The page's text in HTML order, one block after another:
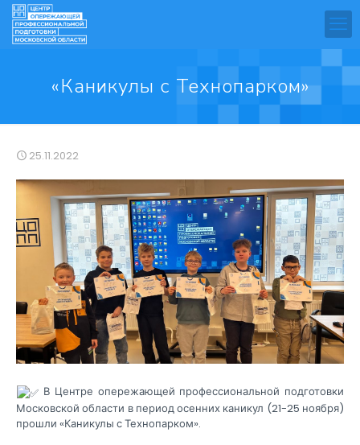
«Каникулы с Технопарком»
25.11.2022
В Центре опережающей профессиональной подготовки
Московской области в период осенних каникул (21-25 ноября)
прошли «Каникулы с Технопарком».